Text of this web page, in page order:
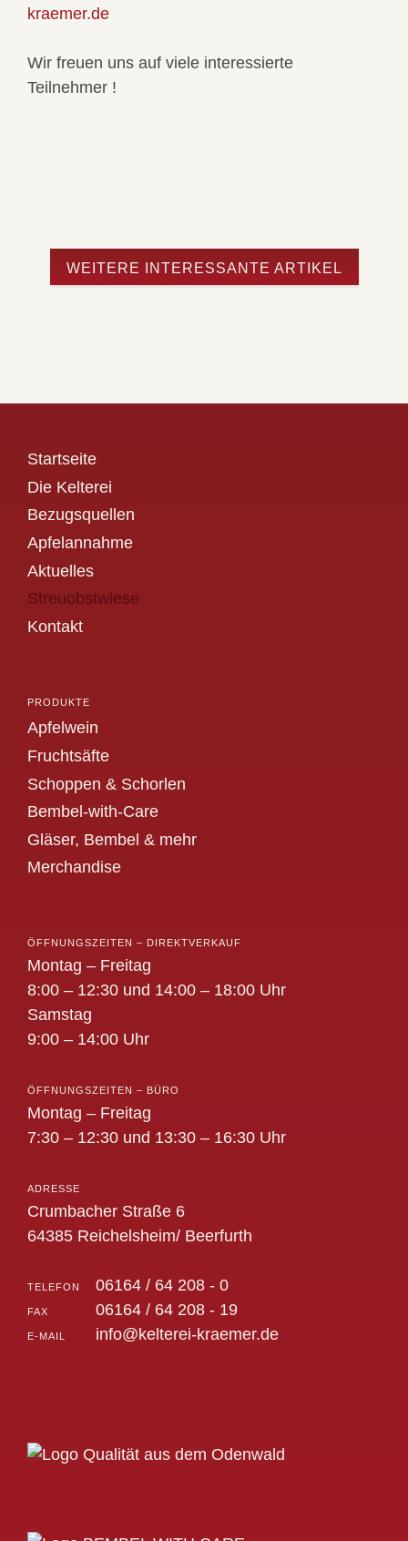
kraemer.de
Wir freuen uns auf viele interessierte
Teilnehmer !
WEITERE INTERESSANTE ARTIKEL
Startseite
Die Kelterei
Bezugsquellen
Apfelannahme
Aktuelles
Streuobstwiese
Kontakt
PRODUKTE
Apfelwein
Fruchtsäfte
Schoppen & Schorlen
Bembel-with-Care
Gläser, Bembel & mehr
Merchandise
ÖFFNUNGSZEITEN – DIREKTVERKAUF
Montag – Freitag
8:00 – 12:30 und 14:00 – 18:00 Uhr
Samstag
9:00 – 14:00 Uhr
ÖFFNUNGSZEITEN – BÜRO
Montag – Freitag
7:30 – 12:30 und 13:30 – 16:30 Uhr
ADRESSE
Crumbacher Straße 6
64385 Reichelsheim/ Beerfurth
TELEFON 06164 / 64 208 - 0
FAX 06164 / 64 208 - 19
E-MAIL info@kelterei-kraemer.de